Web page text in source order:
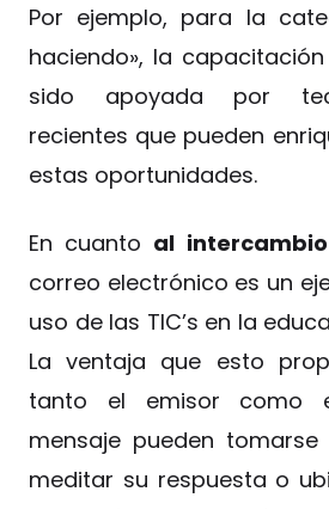
Por ejemplo, para la
haciendo», la
sido apoyada por
recientes que pueden
estas oportunidades.
En cuanto al
correo electrónico es un
uso de las TIC’s en la
La ventaja que esto
tanto el emisor como
mensaje pueden
meditar su respuesta o